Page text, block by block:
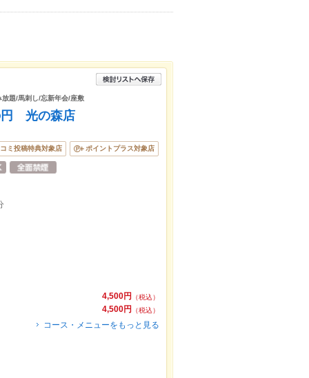
題/馬刺し/忘新年会/座敷
光の森店
ミ投稿特典対象店 ポイントプラス対象店
4,500円 （税込）
4,500円 （税込）
コース・メニューをもっと見る